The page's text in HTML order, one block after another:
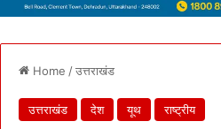
Home /उत्तराखंड
उत्तराखंड देश यूथ राष्ट्रीय